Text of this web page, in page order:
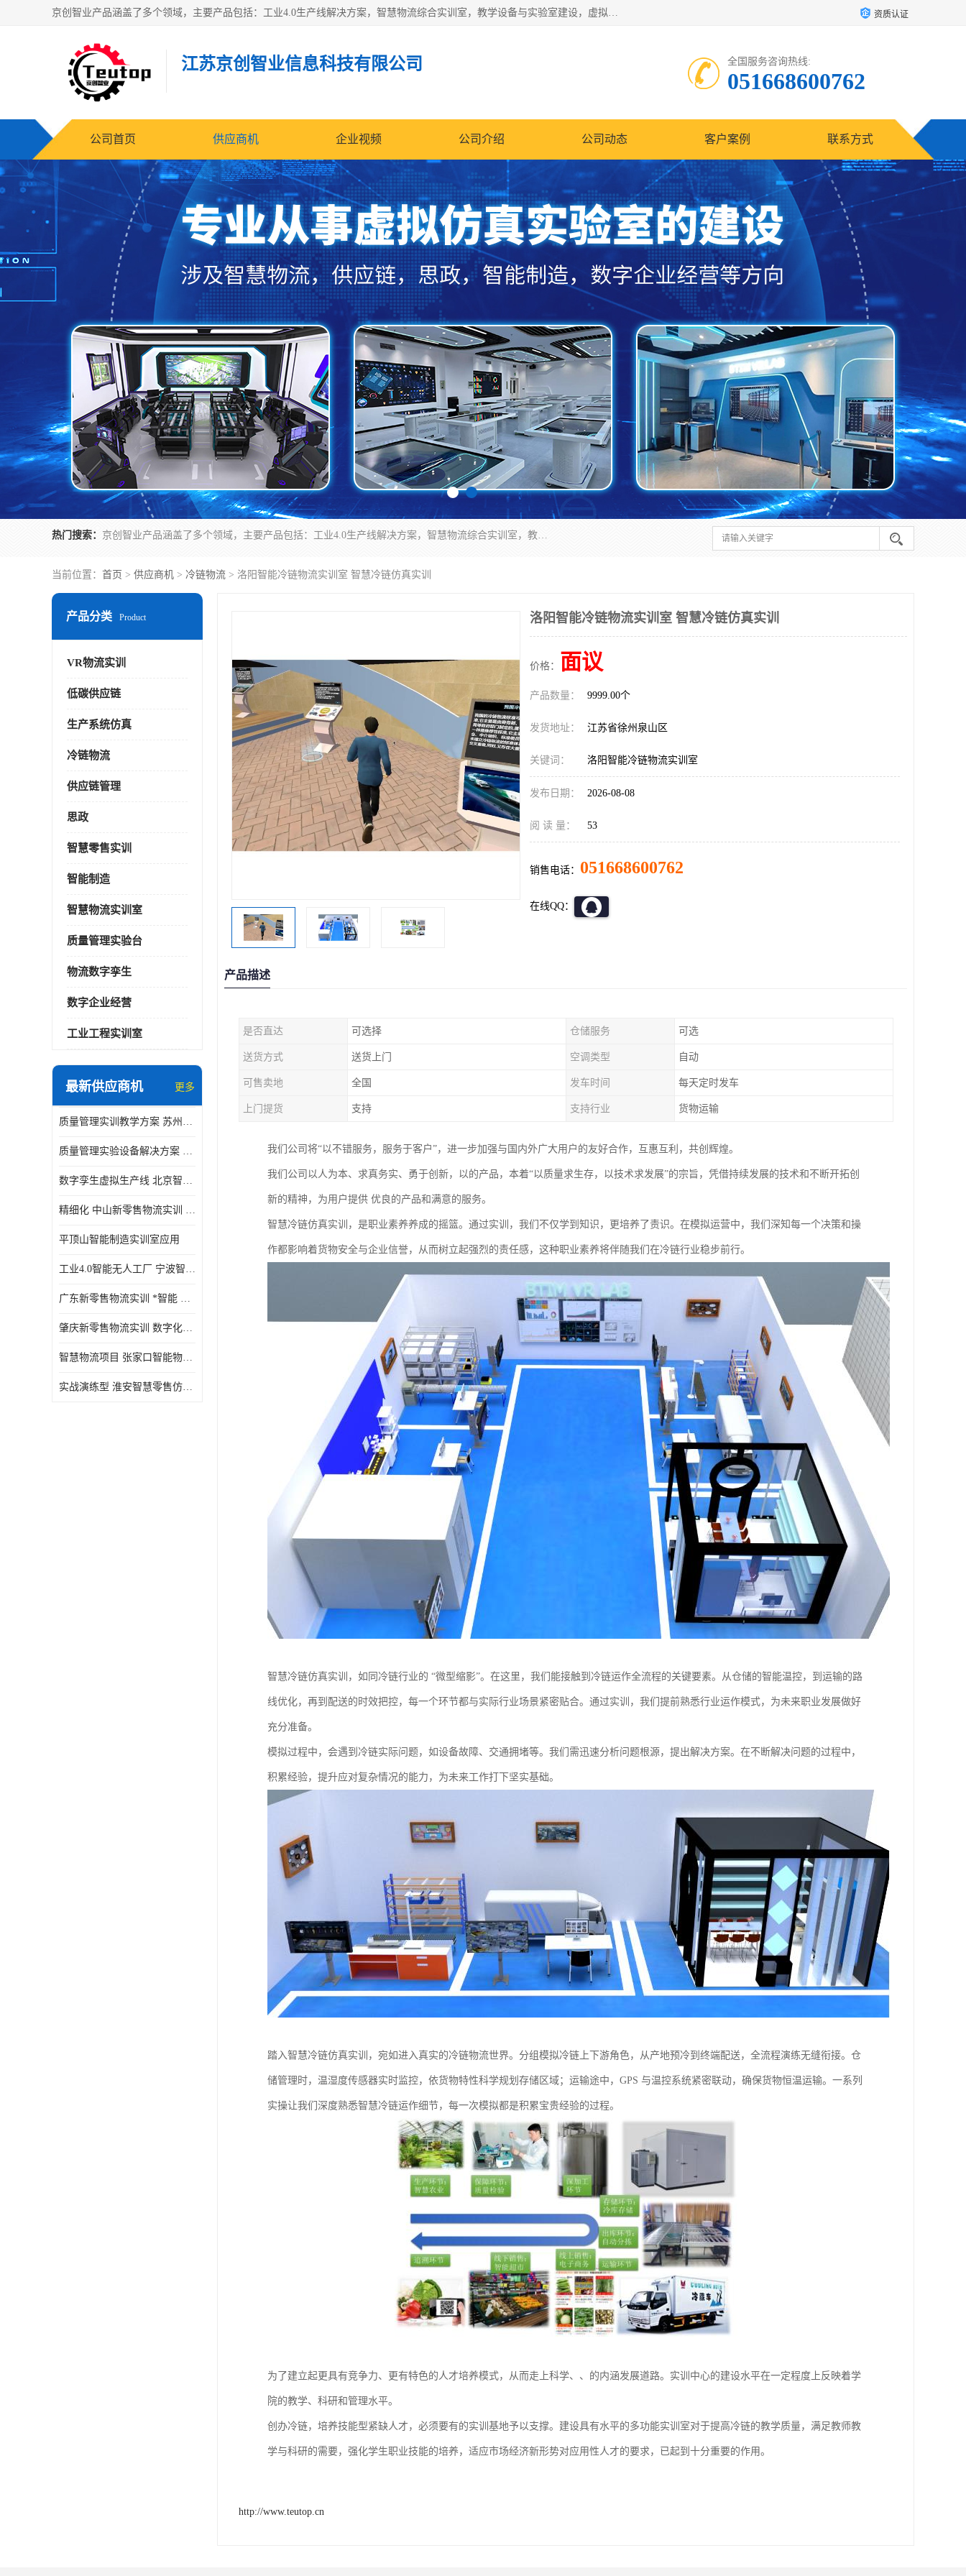
京创智业产品涵盖了多个领域，主要产品包括：工业4.0生产线解决方案，智慧物流综合实训室，教学设备与实验室建设，虚拟仿真实验室等。公司将秉持“创新、执着、诚信、共赢”的理念，以“将服务当作使命”为核心价值观，致力于为客户创造价值，与客户、合作伙伴和员工共同成长。 资质认证
江苏京创智业信息科技有限公司 全国服务咨询热线:
051668600762
公司首页 供应商机 企业视频 公司介绍 公司动态 客户案例 联系方式
热门搜索： 京创智业产品涵盖了多个领域，主要产品包括：工业4.0生产线解决方案，智慧物流综合实训室，教学设备与实验室建设，虚拟仿真实验室等。公司将秉持“创新、执着、诚信、共赢”的理念，以“将服务当作使命”为核心价值观，致力于为客户创造价值，与客户、合作伙伴和员工共同成长。
当前位置： 首页 > 供应商机 > 冷链物流 > 洛阳智能冷链物流实训室 智慧冷链仿真实训
产品分类 Product
VR物流实训
低碳供应链
生产系统仿真
冷链物流
供应链管理
思政
智慧零售实训
智能制造
智慧物流实训室
质量管理实验台
物流数字孪生
数字企业经营
工业工程实训室
最新供应商机 更多
质量管理实训教学方案 苏州质量管理实训 _京创智业
质量管理实验设备解决方案 徐州质量管理实训 _京创智业
数字孪生虚拟生产线 北京智能制造仿真应用
精细化 中山新零售物流实训 数字化赋能
平顶山智能制造实训室应用
工业4.0智能无人工厂 宁波智能制造仿真项目
广东新零售物流实训 *智能 实战演练型
肇庆新零售物流实训 数字化赋能 创新实践
智慧物流项目 张家口智能物流装备
实战演练型 淮安智慧零售仿真实训 实战沉浸式
洛阳智能冷链物流实训室 智慧冷链仿真实训
价格： 面议
产品数量： 9999.00个
发货地址： 江苏省徐州泉山区
关键词： 洛阳智能冷链物流实训室
发布日期： 2026-08-08
阅 读 量： 53
销售电话： 051668600762
在线QQ：
产品描述
是否直达 可选择 仓储服务 可选
送货方式 送货上门 空调类型 自动
可售卖地 全国 发车时间 每天定时发车
上门提货 支持 支持行业 货物运输
我们公司将“以不错服务，服务于客户”，进一步加强与国内外广大用户的友好合作，互惠互利，共创辉煌。
我们公司以人为本、求真务实、勇于创新，以的产品，本着“以质量求生存，以技术求发展”的宗旨，凭借持续发展的技术和不断开拓创
新的精神，为用户提供 优良的产品和满意的服务。
智慧冷链仿真实训，是职业素养养成的摇篮。通过实训，我们不仅学到知识，更培养了责识。在模拟运营中，我们深知每一个决策和操
作都影响着货物安全与企业信誉，从而树立起强烈的责任感，这种职业素养将伴随我们在冷链行业稳步前行。
智慧冷链仿真实训，如同冷链行业的 “微型缩影”。在这里，我们能接触到冷链运作全流程的关键要素。从仓储的智能温控，到运输的路
线优化，再到配送的时效把控，每一个环节都与实际行业场景紧密贴合。通过实训，我们提前熟悉行业运作模式，为未来职业发展做好
充分准备。
模拟过程中，会遇到冷链实际问题，如设备故障、交通拥堵等。我们需迅速分析问题根源，提出解决方案。在不断解决问题的过程中，
积累经验，提升应对复杂情况的能力，为未来工作打下坚实基础。
踏入智慧冷链仿真实训，宛如进入真实的冷链物流世界。分组模拟冷链上下游角色，从产地预冷到终端配送，全流程演练无缝衔接。仓
储管理时，温湿度传感器实时监控，依货物特性科学规划存储区域；运输途中，GPS 与温控系统紧密联动，确保货物恒温运输。一系列
实操让我们深度熟悉智慧冷链运作细节，每一次模拟都是积累宝贵经验的过程。
为了建立起更具有竞争力、更有特色的人才培养模式，从而走上科学、、的内涵发展道路。实训中心的建设水平在一定程度上反映着学
院的教学、科研和管理水平。
创办冷链，培养技能型紧缺人才，必须要有的实训基地予以支撑。建设具有水平的多功能实训室对于提高冷链的教学质量，满足教师教
学与科研的需要，强化学生职业技能的培养，适应市场经济新形势对应用性人才的要求，已起到十分重要的作用。
http://www.teutop.cn